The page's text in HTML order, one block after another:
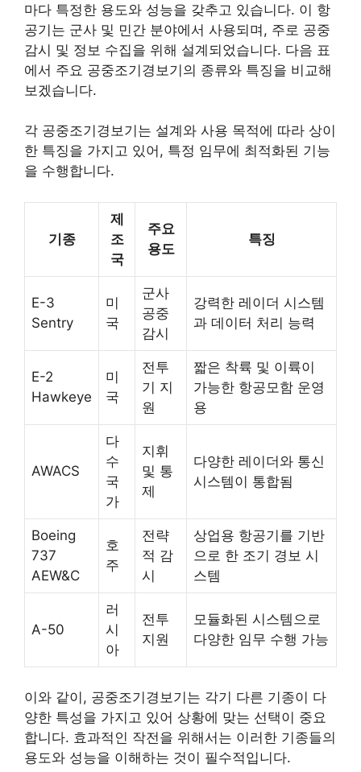
마다 특정한 용도와 성능을 갖추고 있습니다. 이 항
공기는 군사 및 민간 분야에서 사용되며, 주로 공중
감시 및 정보 수집을 위해 설계되었습니다. 다음 표
에서 주요 공중조기경보기의 종류와 특징을 비교해
보겠습니다.
각 공중조기경보기는 설계와 사용 목적에 따라 상이
한 특징을 가지고 있어, 특정 임무에 최적화된 기능
을 수행합니다.
기종
제
조
국
주요
용도
특징
E-3
Sentry
미
국
군사
공중
감시
강력한 레이더 시스템
과 데이터 처리 능력
E-2
Hawkeye
미
국
전투
기 지
원
짧은 착륙 및 이륙이
가능한 항공모함 운영
용
AWACS
다
수
국
가
지휘
및 통
제
다양한 레이더와 통신
시스템이 통합됨
Boeing
737
AEW&C
호
주
전략
적 감
시
상업용 항공기를 기반
으로 한 조기 경보 시
스템
A-50
러
시
아
전투
지원
모듈화된 시스템으로
다양한 임무 수행 가능
이와 같이, 공중조기경보기는 각기 다른 기종이 다
양한 특성을 가지고 있어 상황에 맞는 선택이 중요
합니다. 효과적인 작전을 위해서는 이러한 기종들의
용도와 성능을 이해하는 것이 필수적입니다.